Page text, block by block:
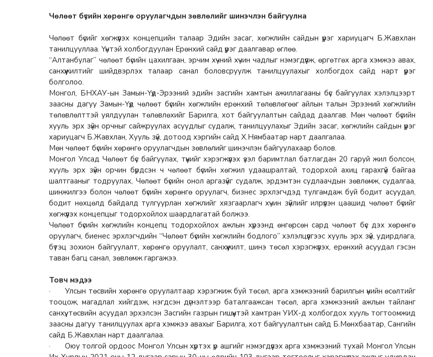
Чөлөөт бүсийн хөрөнгө оруулагчдын зөвлөлийг шинэчлэн байгуулна
Чөлөөт бүсийг хөгжүүлэх концепцийн талаар Эдийн засаг, хөгжлийн сайдын үүрэг хариуцагч Б.Жавхлан
танилцууллаа. Үүнтэй холбогдуулан Ерөнхий сайд үүрэг даалгавар өглөө.
“Алтанбулаг” чөлөөт бүсийн цахилгаан, эрчим хүчний хүчин чадлыг нэмэгдүүлж, өргөтгөх арга хэмжээ авах,
санхүүжилтийг шийдвэрлэх талаар санал боловсруулж танилцуулахыг холбогдох сайд нарт үүрэг
болголоо.
Монгол, БНХАУ-ын Замын-Үүд-Эрээний эдийн засгийн хамтын ажиллагааны бүс байгуулах хэлэлцээрт
заасны дагуу Замын-Үүд чөлөөт бүсийн хөгжлийн ерөнхий төлөвлөгөөг айлын талын Эрээний хөгжлийн
төлөвлөлттэй уялдуулан төлөвлөхийг Барилга, хот байгуулалтын сайдад даалгав. Мөн чөлөөт бүсийн
хууль эрх зүйн орчныг сайжруулах асуудлыг судалж, танилцуулахыг Эдийн засаг, хөгжлийн сайдын үүрэг
хариуцагч Б.Жавхлан, Хууль зүй, дотоод хэргийн сайд Х.Нямбаатар нарт даалгалаа.
Мөн чөлөөт бүсийн хөрөнгө оруулагчдын зөвлөлийг шинэчлэн байгуулахаар болов.
Монгол Улсад Чөлөөт бүс байгуулах, түүнийг хэрэгжүүлэх үзэл баримтлал батлагдан 20 гаруй жил болсон,
хууль эрх зүйн орчин бүрдсэн ч чөлөөт бүсийн хөгжил удаашралтай, тодорхой ахиц гарахгүй байгаа
шалтгааныг тодруулах, Чөлөөт бүсийн онол аргазүйг судалж, эрдэмтэн судлаачдын зөвлөмж, судалгаа,
шинжилгээ болон чөлөөт бүсийн хөрөнгө оруулагч, бизнес эрхлэгчдэд тулгамдаж буй бодит асуудал,
бодит нөхцөлд байдалд тулгуурлан хөгжлийг хязгаарлагч хүчин зүйлийг илрүүлэн цаашид чөлөөт бүсийг
хөгжүүлэх концепцыг тодорхойлох шаардлагатай болжээ.
Чөлөөт бүсийн хөгжлийн концепц тодорхойлох ажлын хүрээнд өнгөрсөн сард чөлөөт бүс дэх хөрөнгө
оруулагч, биенес эрхлэгчдийн “Чөлөөт бүсийн хөгжлийн бодлого” хэлэлцүүлгээс хууль эрх зүй, удирдлага,
бүтэц зохион байгуулалт, хөрөнгө оруулалт, санхүүжилт, шинэ төсөл хэрэгжүүлэх, ерөнхий асуудал гэсэн
таван багц санал, зөвлөмж гаргажээ.
Товч мэдээ
· Улсын төсвийн хөрөнгө оруулалтаар хэрэгжиж буй төсөл, арга хэмжээний барилгын үнийн өсөлтийг
тооцож, магадлал хийгдэж, нэгдсэн дүгнэлтээр баталгаажсан төсөл, арга хэмжээний ажлын тайланг
санхүү, төсвийн асуудал эрхэлсэн Засгийн газрын гишүүнтэй хамтран УИХ-д холбогдох хууль тогтоомжид
заасны дагуу танилцуулах арга хэмжээ авахыг Барилга, хот байгуулалтын сайд Б.Мөнхбаатар, Сангийн
сайд Б.Жавхлан нарт даалгалаа.
· Оюу толгой ордоос Монгол Улсын хүртэх үр ашгийг нэмэгдүүлэх арга хэмжээний тухай Монгол Улсын